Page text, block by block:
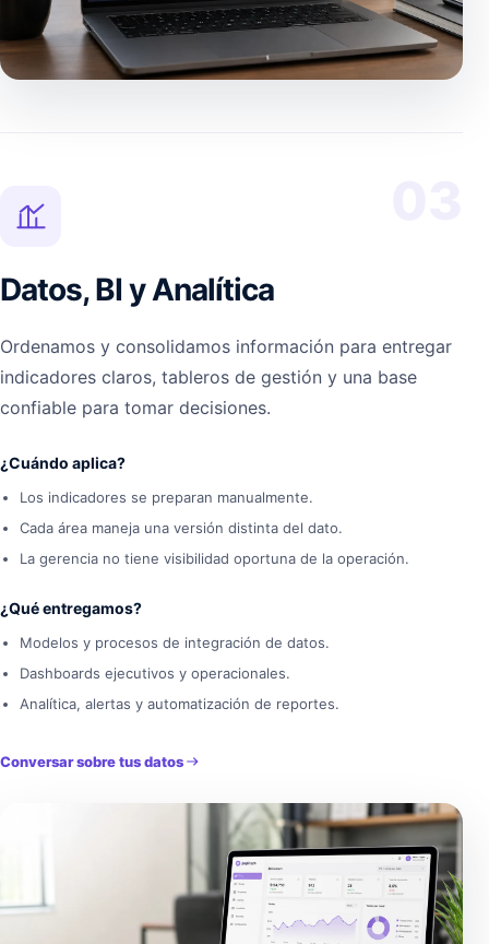
Datos, BI y Analítica
Ordenamos y consolidamos información para entregar
indicadores claros, tableros de gestión y una base
confiable para tomar decisiones.
¿Cuándo aplica?
Los indicadores se preparan manualmente.
Cada área maneja una versión distinta del dato.
La gerencia no tiene visibilidad oportuna de la operación.
¿Qué entregamos?
Modelos y procesos de integración de datos.
Dashboards ejecutivos y operacionales.
Analítica, alertas y automatización de reportes.
Conversar sobre tus datos